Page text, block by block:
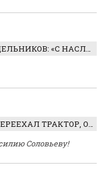
ГЛУХОЙ АКТЕР АЛЕКСАНДР СИДЕЛЬНИКОВ: «С НАСЛАЖДЕНИЕМ ИГРАЛ ОТРИЦАТЕЛЬНОГО ГЕРОЯ!»
СЕРДЦЕ ПАЦИЕНТА, КОТОРОГО ПЕРЕЕХАЛ ТРАКТОР, ОБНАРУЖИЛИ… В ЖИВОТЕ
Соловьеву!